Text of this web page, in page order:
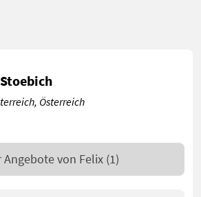
Österreich
Angebote von Felix (1)